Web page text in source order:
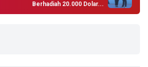
Berhadiah 20.000 Dolar...